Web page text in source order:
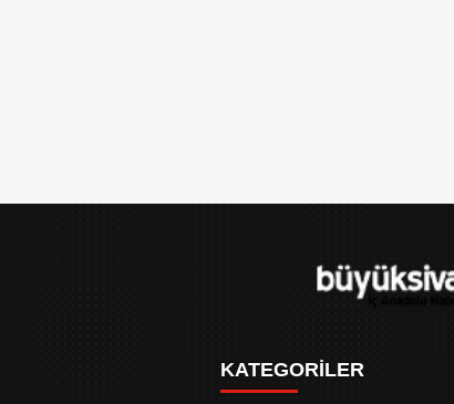
KATEGORİLER